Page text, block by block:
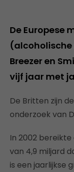
De Europese
Breezer en
vijf jaar met
De Britten zijn
onderzoek van
In 2002
van 4,9 miljard
is een jaarlijkse